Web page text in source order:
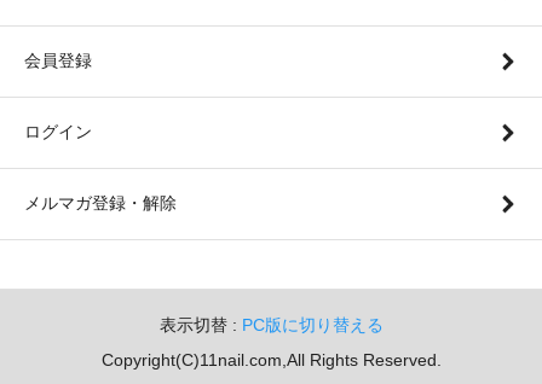
会員登録
ログイン
メルマガ登録・解除
表示切替 : PC版に切り替える
Copyright(C)11nail.com,All Rights Reserved.